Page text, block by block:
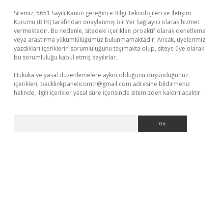
Sitemiz, 5651 Sayılı Kanun gereğince Bilgi Teknolojileri ve İletişim
Kurumu (BTK) tarafından onaylanmış bir Yer Sağlayıcı olarak hizmet
vermektedir. Bu nedenle, sitedeki içerikleri proaktif olarak denetleme
veya araştırma yükümlülüğümüz bulunmamaktadır. Ancak, üyelerimiz
yazdıkları içeriklerin sorumluluğunu taşımakta olup, siteye üye olarak
bu sorumluluğu kabul etmiş sayılırlar.
Hukuka ve yasal düzenlemelere aykırı olduğunu düşündüğünüz
içerikleri, backlinkpanelicomtr@gmail.com adresine bildirmeniz
halinde, ilgili içerikler yasal süre içerisinde sitemizden kaldırılacaktır.